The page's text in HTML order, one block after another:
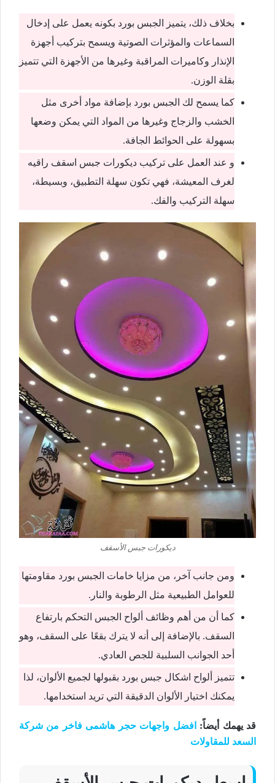
بخلاف ذلك، يتميز الجبس بورد بكونه يعمل على إدخال
السماعات والمؤثرات الصوتية ويسمح بتركيب أجهزة
الإنذار وكاميرات المراقبة وغيرها من الأجهزة التي تتميز
بقلة الوزن.
كما يسمح لك الجبس بورد بإضافة مواد أخرى مثل
الخشب والزجاج وغيرها من المواد التي يمكن وضعها
بسهولة على الحوائط الجافة.
و عند العمل على تركيب ديكورات جبس اسقف راقيه
لغرف المعيشة، فهي تكون سهلة التطبيق، وبسيطة،
سهلة التركيب والفك.
ديكورات جبس الأسقف
ومن جانب آخر، من مزايا خامات الجبس بورد مقاومتها
للعوامل الطبيعية مثل الرطوبة والنار.
كما أن من أهم وظائف ألواح الجبس التحكم بارتفاع
السقف. بالإضافة إلى أنه لا يترك بقعًا على السقف، وهو
أحد الجوانب السلبية للجص العادي.
تتميز ألواح اشكال جبس بورد بقبولها لجميع الألوان، لذا
يمكنك اختيار الألوان الدقيقة التي تريد استخدامها.
قد يهمك أيضاً: افضل واجهات حجر هاشمى فاخر من شركة
السعد للمقاولات